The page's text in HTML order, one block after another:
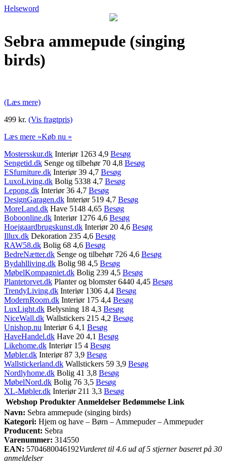
Helseword
Sebra ammepude (singing
birds)
(Læs mere)
499 kr. (Vis fragtpris)
Læs mere »Køb nu »
Mostersskur.dk Interiør 1263 4,9 Besøg
Sengetid.dk Senge og tilbehør 70 4,8 Besøg
ESfurniture.dk Interiør 39 4,7 Besøg
LuxoLiving.dk Bolig 5338 4,7 Besøg
Lepong.dk Interiør 36 4,7 Besøg
DesignGaragen.dk Interiør 519 4,7 Besøg
MoreLand.dk Have 5148 4,65 Besøg
Boboonline.dk Interiør 1276 4,6 Besøg
Hoejgaardbrugskunst.dk Interiør 20 4,6 Besøg
Illux.dk Dekoration 235 4,6 Besøg
RAW58.dk Bolig 68 4,6 Besøg
BedreNætter.dk Senge og tilbehør 726 4,6 Besøg
Bydahlliving.dk Bolig 98 4,5 Besøg
MøbelKompagniet.dk Bolig 239 4,5 Besøg
Plantetorvet.dk Planter og blomster 6440 4,45 Besøg
TrendyLiving.dk Interiør 1306 4,4 Besøg
ModernRoom.dk Interiør 175 4,4 Besøg
LuxLight.dk Belysning 18 4,3 Besøg
NiceWall.dk Wallstickers 215 4,2 Besøg
Unishop.nu Interiør 6 4,1 Besøg
HaveHandel.dk Have 20 4,1 Besøg
Likehome.dk Interiør 15 4 Besøg
Møbler.dk Interiør 87 3,9 Besøg
Wallstickerland.dk Wallstickers 59 3,9 Besøg
Nordlyhome.dk Bolig 41 3,8 Besøg
MøbelNord.dk Bolig 76 3,5 Besøg
XL-Møbler.dk Interiør 211 3,3 Besøg
Webshop Produkter Anmeldelser Bedømmelse Link
Navn: Sebra ammepude (singing birds)
Kategori: Hjem og have – Børn – Ammepuder – Ammepuder
Producent: Sebra
Varenummer: 314550
EAN: 5704680046192Vurderet til 4.6 ud af 5 stjerner baseret på 30
anmeldelser